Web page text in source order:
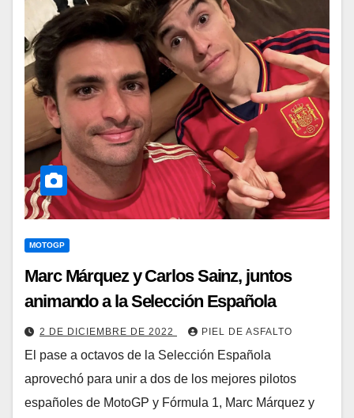
MOTOGP
Marc Márquez y Carlos Sainz, juntos
animando a la Selección Española
2 DE DICIEMBRE DE 2022 PIEL DE ASFALTO
El pase a octavos de la Selección Española
aprovechó para unir a dos de los mejores pilotos
españoles de MotoGP y Fórmula 1, Marc Márquez y